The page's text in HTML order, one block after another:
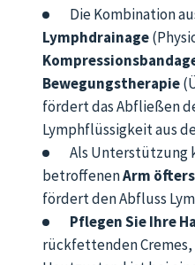
Die Kombination
Lymphdrainage
Bewegungstherapie
fördert das Abfließen
Lymphflüssigkeit aus
Als Unterstützung
betroffenenArm
fördert den Abfluss
Pflegen Sie Ihre
rückfettenden Cremes,